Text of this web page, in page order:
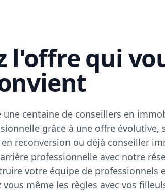
l'offre qui
une centaine de conseillers en
grâce à une offre évolutive,
reconversion ou déjà conseiller
professionnelle avec notre
votre équipe de professionnels
même les règles avec vos